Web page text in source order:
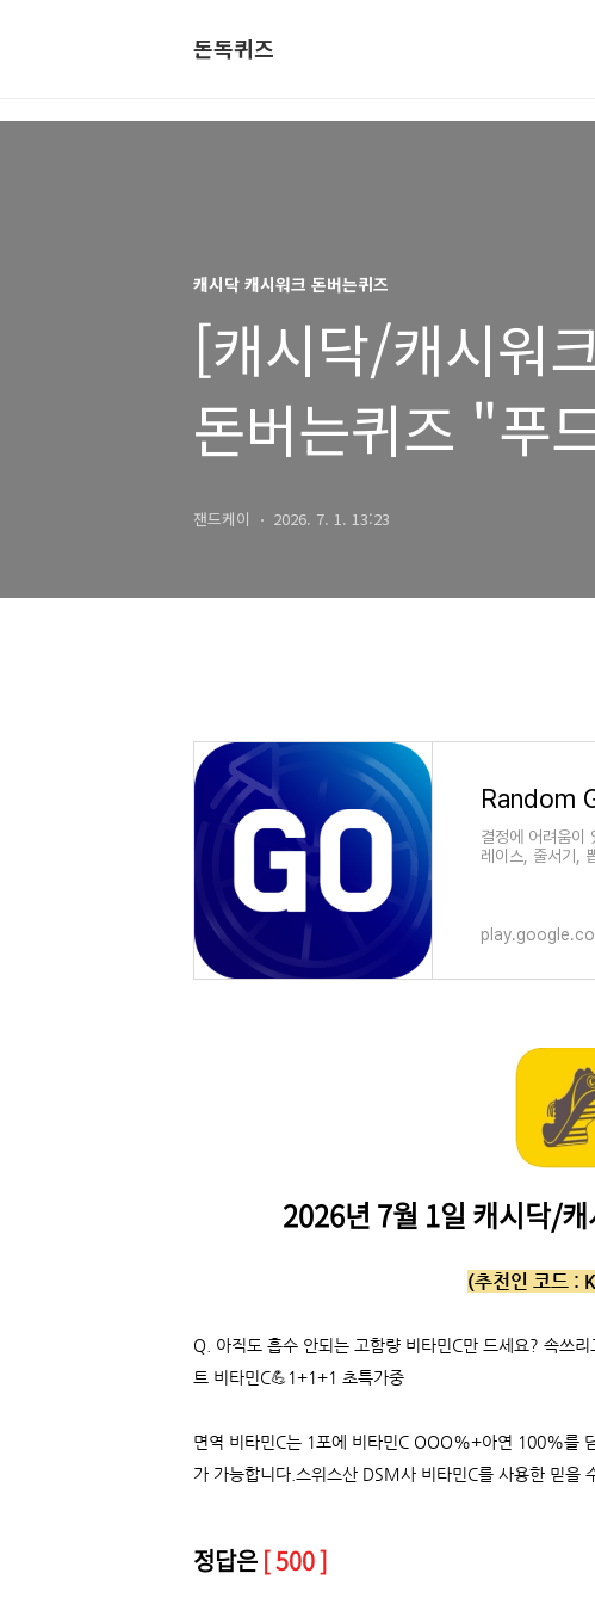
돈독퀴즈
캐시닥 캐시워크 돈버는퀴즈
[캐시닥/캐시워
돈버는퀴즈 "푸
정답
잰드케이 2026. 7. 1. 13:23
결정에 어려움이
레이스, 줄서기,
2026년 7월 1일 캐시닥/
(추천인 코드 :
Q. 아직도 흡수 안되는 고함량 비타민C만 드세요? 속쓰
트 비타민C💪1+1+1 초특가중
면역 비타민C는 1포에 비타민C OOO%+아연 100%를
가 가능합니다.스위스산 DSM사 비타민C를 사용한 믿
정답은 [ 500 ]